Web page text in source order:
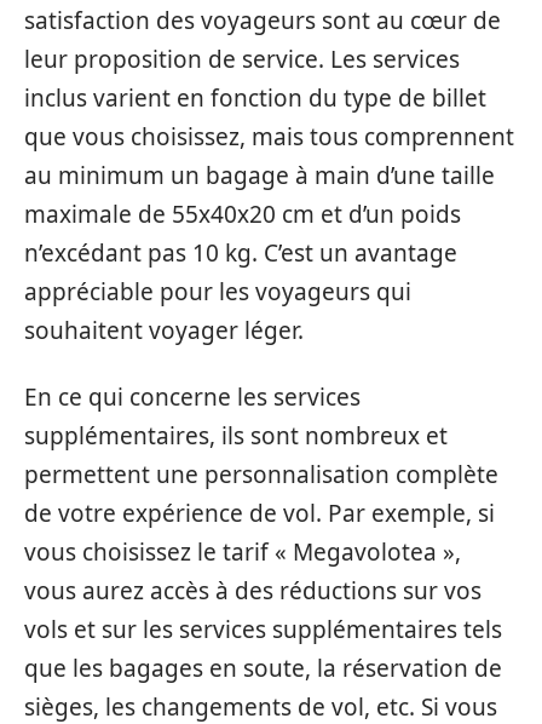
satisfaction des voyageurs sont au cœur de
leur proposition de service. Les services
inclus varient en fonction du type de billet
que vous choisissez, mais tous comprennent
au minimum un bagage à main d’une taille
maximale de 55x40x20 cm et d’un poids
n’excédant pas 10 kg. C’est un avantage
appréciable pour les voyageurs qui
souhaitent voyager léger.
En ce qui concerne les services
supplémentaires, ils sont nombreux et
permettent une personnalisation complète
de votre expérience de vol. Par exemple, si
vous choisissez le tarif « Megavolotea »,
vous aurez accès à des réductions sur vos
vols et sur les services supplémentaires tels
que les bagages en soute, la réservation de
sièges, les changements de vol, etc. Si vous